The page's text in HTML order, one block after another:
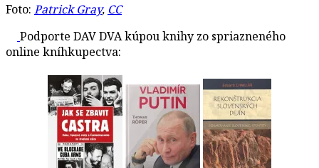
Foto: Patrick Gray, CC
Podporte DAV DVA kúpou knihy zo spriazneného
online kníhkupectva: